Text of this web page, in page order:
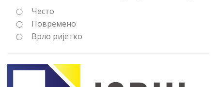
Често
Повремено
Врло ријетко